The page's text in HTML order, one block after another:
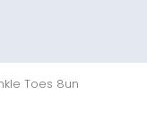
Toes 8un